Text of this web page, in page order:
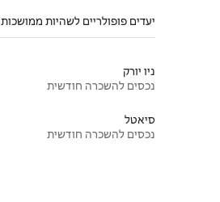
יעדים פופולריים לשהיות ממושכות
ניו יורק
נכסים להשכרה חודשית
סיאטל
נכסים להשכרה חודשית